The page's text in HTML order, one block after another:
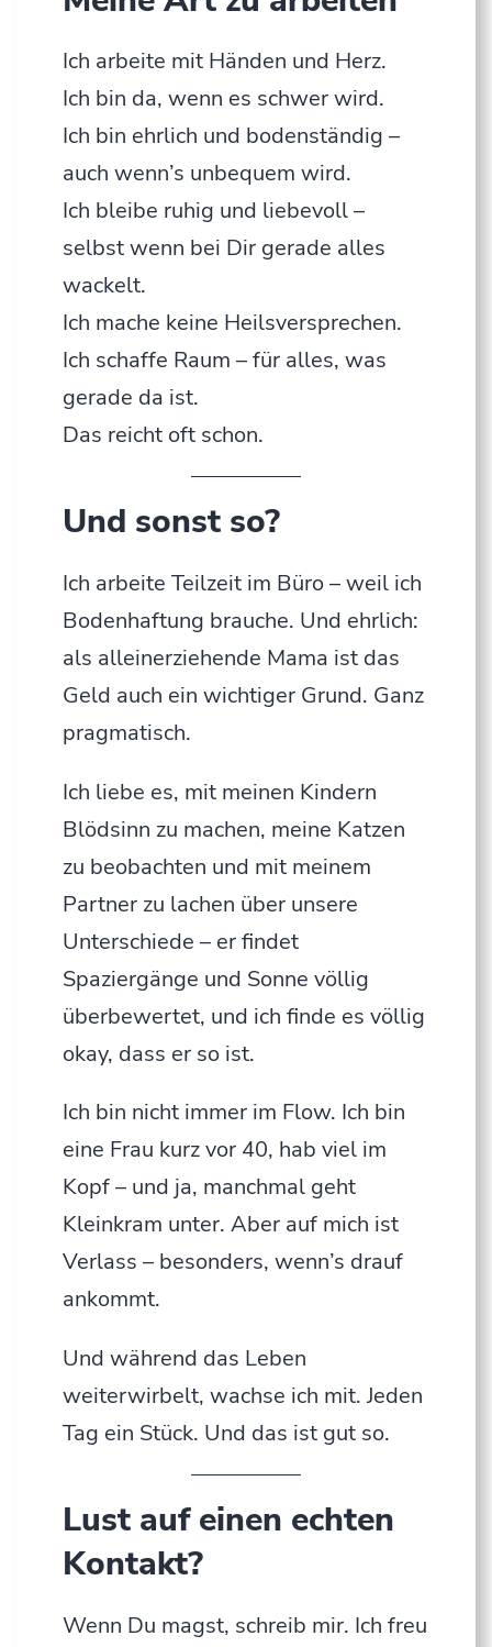
Ich arbeite mit Händen und Herz.
Ich bin da, wenn es schwer wird.
Ich bin ehrlich und bodenständig –
auch wenn’s unbequem wird.
Ich bleibe ruhig und liebevoll –
selbst wenn bei Dir gerade alles
wackelt.
Ich mache keine Heilsversprechen.
Ich schaffe Raum – für alles, was
gerade da ist.
Das reicht oft schon.
Und sonst so?
Ich arbeite Teilzeit im Büro – weil ich
Bodenhaftung brauche. Und ehrlich:
als alleinerziehende Mama ist das
Geld auch ein wichtiger Grund. Ganz
pragmatisch.
Ich liebe es, mit meinen Kindern
Blödsinn zu machen, meine Katzen
zu beobachten und mit meinem
Partner zu lachen über unsere
Unterschiede – er findet
Spaziergänge und Sonne völlig
überbewertet, und ich finde es völlig
okay, dass er so ist.
Ich bin nicht immer im Flow. Ich bin
eine Frau kurz vor 40, hab viel im
Kopf – und ja, manchmal geht
Kleinkram unter. Aber auf mich ist
Verlass – besonders, wenn’s drauf
ankommt.
Und während das Leben
weiterwirbelt, wachse ich mit. Jeden
Tag ein Stück. Und das ist gut so.
Lust auf einen echten
Kontakt?
Wenn Du magst, schreib mir. Ich freu